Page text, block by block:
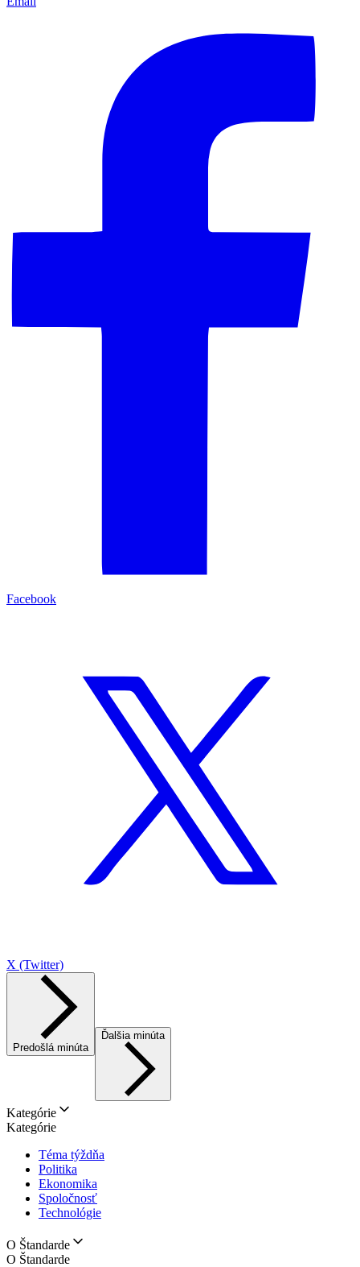
Facebook
X (Twitter)
Predošlá minúta
Ďalšia minúta
Kategórie
Kategórie
Téma týždňa
Politika
Ekonomika
Spoločnosť
Technológie
O Štandarde
O Štandarde